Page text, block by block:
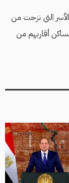
التى نزحت من
أقاربهم من